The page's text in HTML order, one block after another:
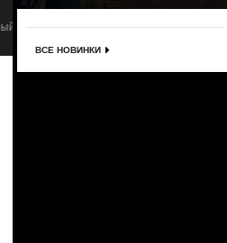
Barbie
Мюзикл, Приключенческий, Комедия,
ВСЕ НОВИНКИ